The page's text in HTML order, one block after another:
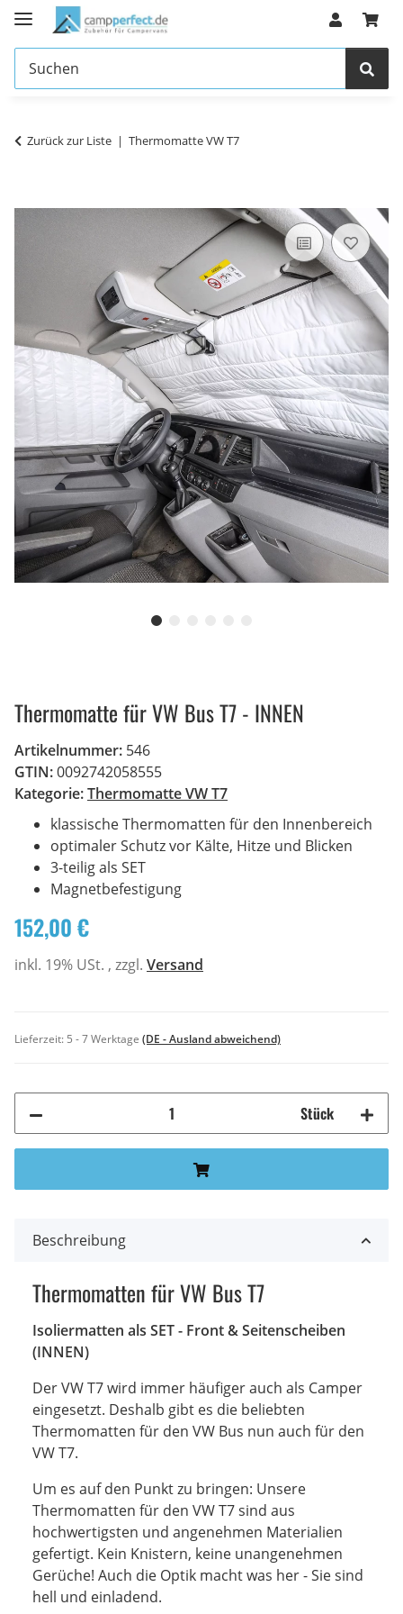
Zurück zur Liste Thermomatte VW T7
Thermomatte für VW Bus T7 - INNEN
Artikelnummer: 546
GTIN:0092742058555
Kategorie:Thermomatte VW T7
klassische Thermomatten für den Innenbereich
optimaler Schutz vor Kälte, Hitze und Blicken
3-teilig als SET
Magnetbefestigung
152,00 €
inkl. 19% USt. , zzgl. Versand
Lieferzeit: 5 - 7 Werktage (DE - Ausland abweichend)
Stück
Beschreibung
Thermomatten für VW Bus T7
Isoliermatten als SET - Front & Seitenscheiben
(INNEN)
Der VW T7 wird immer häufiger auch als Camper
eingesetzt. Deshalb gibt es die beliebten
Thermomatten für den VW Bus nun auch für den
VW T7.
Um es auf den Punkt zu bringen: Unsere
Thermomatten für den VW T7 sind aus
hochwertigsten und angenehmen Materialien
gefertigt. Kein Knistern, keine unangenehmen
Gerüche! Auch die Optik macht was her - Sie sind
hell und einladend.